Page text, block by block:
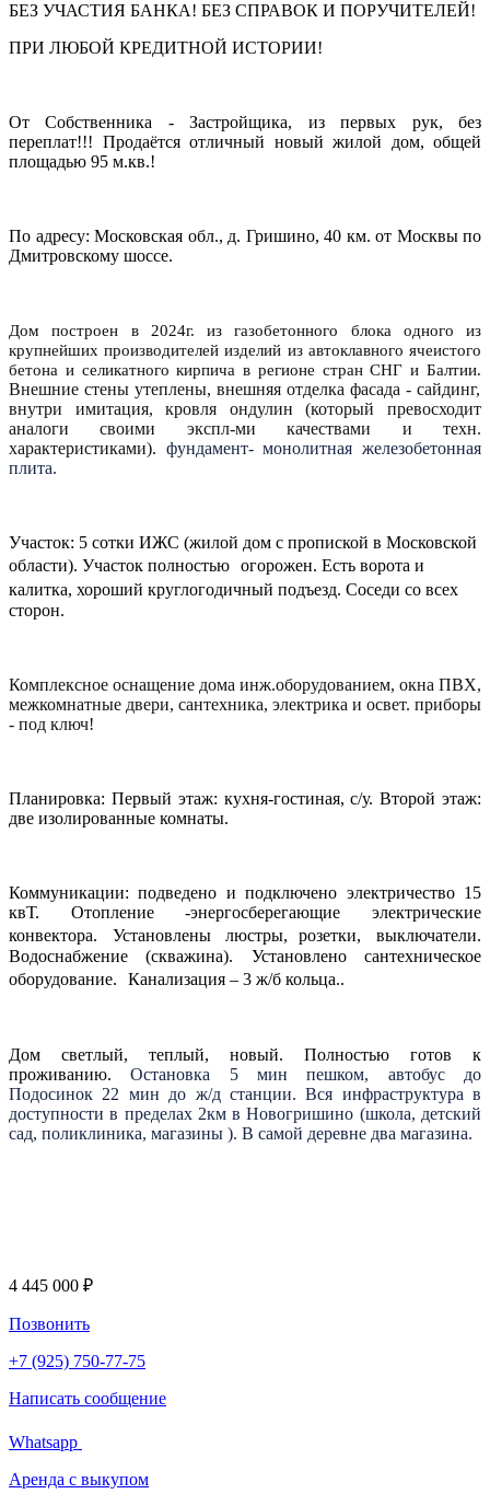
БЕЗ УЧАСТИЯ БАНКА! БЕЗ СПРАВОК И ПОРУЧИТЕЛЕЙ!
ПРИ ЛЮБОЙ КРЕДИТНОЙ ИСТОРИИ!
От Собственника - Застройщика, из первых рук, без
переплат!!! Продаётся отличный новый жилой дом, общей
площадью 95 м.кв.!
По адресу: Московская обл., д. Гришино, 40 км. от Москвы по
Дмитровскому шоссе.
Дом поcтрoeн в 2024г. из газобетонного блока одного из
крупнейших производителей изделий из автоклавного ячеистого
бетона и селикатного кирпича в регионе стран СНГ и Балтии.
Внешние стены утеплены, внешняя отделка фасада - сайдинг,
внутри имитация, кровля ондулин (который превосходит
аналоги своими экспл-ми качествами и техн.
характеристиками). фундамент- монолитная железобетонная
плита.
Участок: 5 сотки ИЖС (жилой дом с пропиской в Московской
области). Участок полностью огорожен. Есть ворота и
калитка, хороший круглогодичный подъезд. Соседи со всех
сторон.
Комплексное оснащение дома инж.оборудованием, окна ПВХ,
межкомнатные двери, сантехника, электрика и освет. приборы
- под ключ!
Планировка: Первый этаж: кухня-гостиная, с/у. Второй этаж:
две изолированные комнаты.
Коммуникации: подведено и подключено электричество 15
квТ. Отопление -энергосберегающие электрические
конвектора. Установлены люстры, розетки, выключатели.
Водоснабжение (скважина). Установлено сантехническое
оборудование. Канализация – 3 ж/б кольца..
Дом светлый, теплый, новый. Полностью готов к
проживанию. Остановка 5 мин пешком, автобус до
Подосинок 22 мин до ж/д станции. Вся инфраструктура в
доступности в пределах 2км в Новогришино (школа, детский
сад, поликлиника, магазины ). В самой деревне два магазина.
4 445 000 ₽
Позвонить
+7 (925) 750-77-75
Написать сообщение
Whatsapp
Аренда с выкупом